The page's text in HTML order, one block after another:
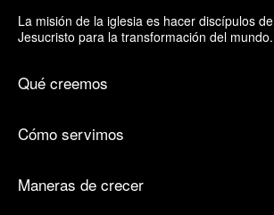
La misión de la iglesia es hacer discípulos de
Jesucristo para la transformación del mundo.
Qué creemos
Cómo servimos
Maneras de crecer